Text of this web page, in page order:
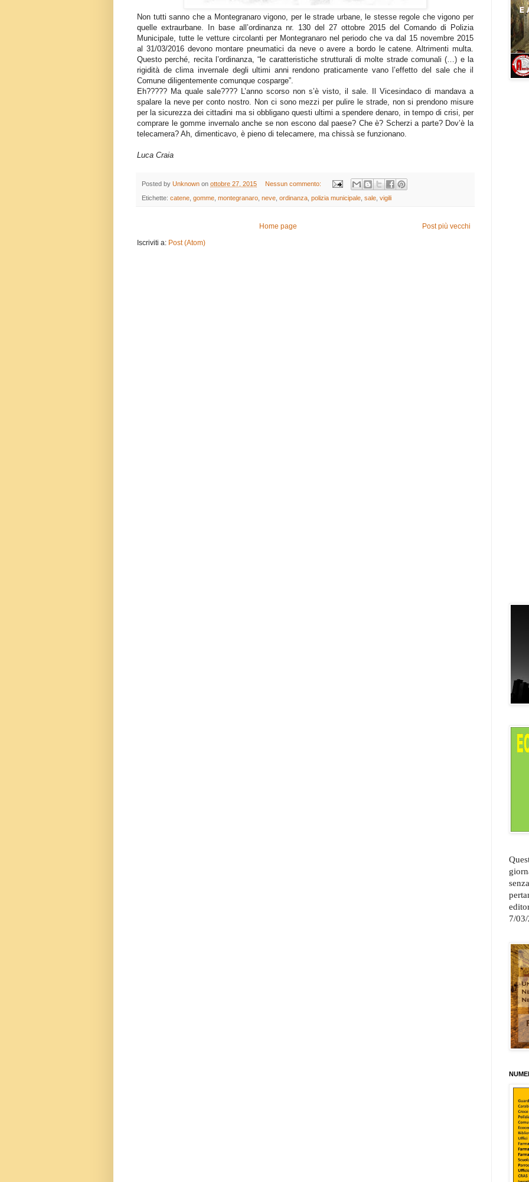
Non tutti sanno che a Montegranaro vigono, per le strade urbane, le stesse regole che vigono per
quelle extraurbane. In base all’ordinanza nr. 130 del 27 ottobre 2015 del Comando di Polizia
Municipale, tutte le vetture circolanti per Montegranaro nel periodo che va dal 15 novembre 2015
al 31/03/2016 devono montare pneumatici da neve o avere a bordo le catene. Altrimenti multa.
Questo perché, recita l’ordinanza, “le caratteristiche strutturali di molte strade comunali (…) e la
rigidità de clima invernale degli ultimi anni rendono praticamente vano l’effetto del sale che il
Comune diligentemente comunque cosparge”.
Eh????? Ma quale sale???? L’anno scorso non s’è visto, il sale. Il Vicesindaco di mandava a
spalare la neve per conto nostro. Non ci sono mezzi per pulire le strade, non si prendono misure
per la sicurezza dei cittadini ma si obbligano questi ultimi a spendere denaro, in tempo di crisi, per
comprare le gomme invernalo anche se non escono dal paese? Che è? Scherzi a parte? Dov’è la
telecamera? Ah, dimenticavo, è pieno di telecamere, ma chissà se funzionano.
Luca Craia
Posted by Unknown on ottobre 27, 2015 Nessun commento:
Etichette: catene gomme montegranaro neve ordinanza polizia municipale sale vigili
Post più vecchi
Home page
Iscriviti a: Post (Atom)
7/